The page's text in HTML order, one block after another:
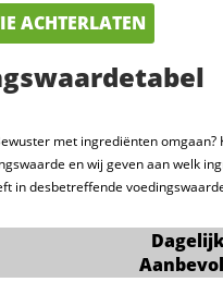
ACHTERLATEN
met ingrediënten omgaan?
en wij geven aan welk
in desbetreffende